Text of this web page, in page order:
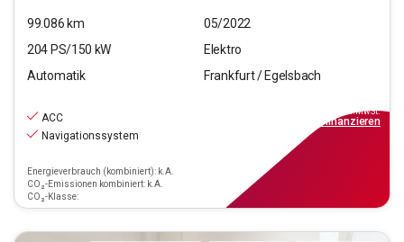
99.086 km
05/2022
204 PS/150 kW
Elektro
Automatik
Frankfurt / Egelsbach
ACC
Navigationssystem
Energieverbrauch (kombiniert): k.A.
CO₂-Emissionen kombiniert: k.A.
CO₂-Klasse:
inkl.MwSt.
finanzieren